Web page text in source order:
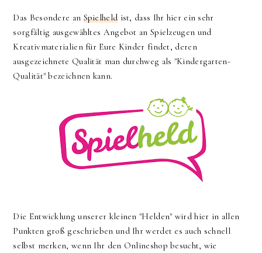
Das Besondere an Spielheld ist, dass Ihr hier ein sehr
sorgfältig ausgewähltes Angebot an Spielzeugen und
Kreativmaterialien für Eure Kinder findet, deren
ausgezeichnete Qualität man durchweg als "Kindergarten-
Qualität" bezeichnen kann.
Die Entwicklung unserer kleinen "Helden" wird hier in allen
Punkten groß geschrieben und Ihr werdet es auch schnell
selbst merken, wenn Ihr den Onlineshop besucht, wie